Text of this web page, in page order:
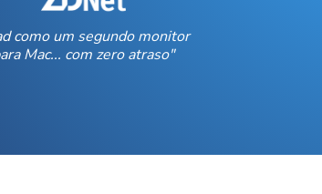
como um segundo monitor
Mac... com zero atraso"